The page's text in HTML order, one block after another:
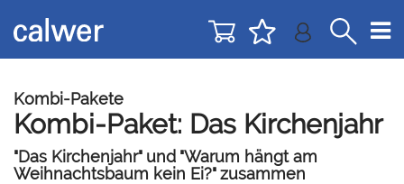
zur
Navigation
zum
Inhalt
Kombi-Pakete
Kombi-Paket: Das Kirchenjahr
"Das Kirchenjahr" und "Warum hängt am
Weihnachtsbaum kein Ei?" zusammen